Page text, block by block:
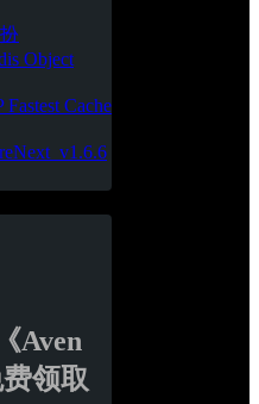
Object
Cache
Aven
领取